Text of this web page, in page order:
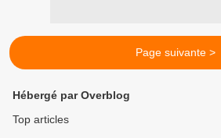
Page suivante >
Hébergé par Overblog
Top articles